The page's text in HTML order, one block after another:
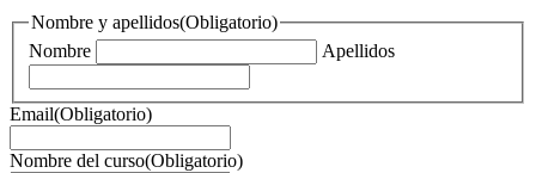
Nombre y apellidos(Obligatorio)
Nombre
Apellidos
Email(Obligatorio)
Nombre del curso(Obligatorio)